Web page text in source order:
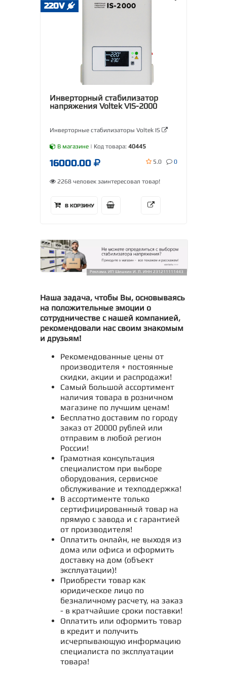
220V
Инверторный стабилизатор
напряжения Voltek VIS-2000
Инверторные стабилизаторы Voltek IS
В магазине | Код товара: 40445
16000.00 5.0 0
2268 человек заинтересовал товар!
В КОРЗИНУ
Реклама. ИП Шишкин И. Л. ИНН 231211111443
Наша задача, чтобы Вы, основываясь
на положительные эмоции о
сотрудничестве с нашей компанией,
рекомендовали нас своим знакомым
и друзьям!
Рекомендованные цены от
производителя + постоянные
скидки, акции и распродажи!
Самый большой ассортимент
наличия товара в розничном
магазине по лучшим ценам!
Бесплатно доставим по городу
заказ от 20000 рублей или
отправим в любой регион
России!
Грамотная консультация
специалистом при выборе
оборудования, сервисное
обслуживание и техподдержка!
В ассортименте только
сертифицированный товар на
прямую с завода и с гарантией
от производителя!
Оплатить онлайн, не выходя из
дома или офиса и оформить
доставку на дом (объект
эксплуатации)!
Приобрести товар как
юридическое лицо по
безналичному расчету, на заказ
- в кратчайшие сроки поставки!
Оплатить или оформить товар
в кредит и получить
исчерпывающую информацию
специалиста по эксплуатации
товара!